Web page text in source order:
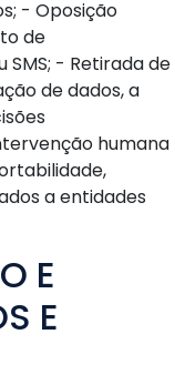
- Oposição
de
- Retirada de
de dados, a
humana
a entidades
E
E